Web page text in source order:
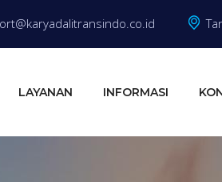
LAYANAN INFORMASI